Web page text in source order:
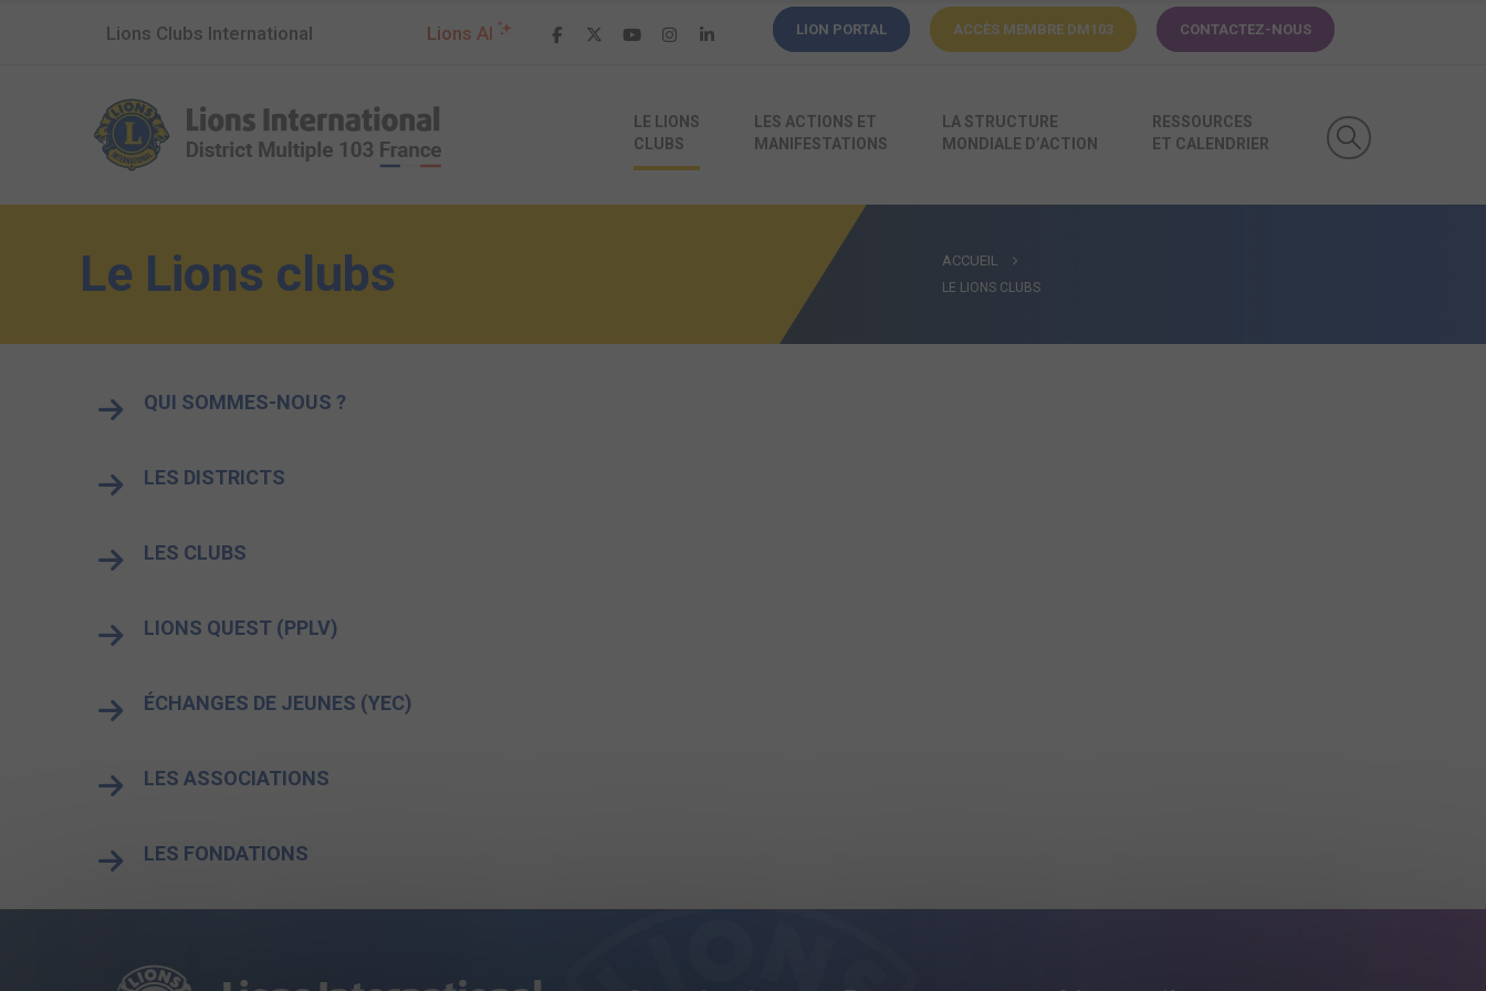
Lions Clubs International Lions AI LION PORTAL ACCÈS MEMBRE DM103 CONTACTEZ-NOUS
LE LIONS
CLUBS
LES ACTIONS ET
MANIFESTATIONS
LA STRUCTURE
MONDIALE D’ACTION
RESSOURCES
ET CALENDRIER
Le Lions clubs ACCUEIL
LE LIONS CLUBS
QUI SOMMES-NOUS ?
LES DISTRICTS
LES CLUBS
LIONS QUEST (PPLV)
ÉCHANGES DE JEUNES (YEC)
LES ASSOCIATIONS
LES FONDATIONS